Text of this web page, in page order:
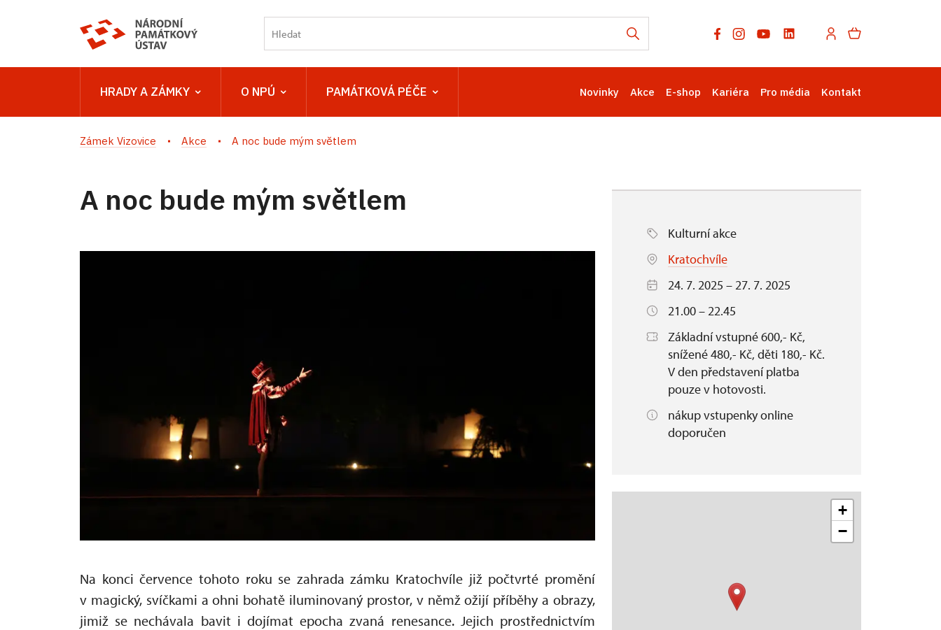
HRADY A ZÁMKY O NPÚ PAMÁTKOVÁ PÉČE Novinky Akce E-shop Kariéra Pro média Kontakt
Zámek Vizovice Akce A noc bude mým světlem
A noc bude mým světlem
Na konci července tohoto roku se zahrada zámku Kratochvíle již počtvrté promění
v magický, svíčkami a ohni bohatě iluminovaný prostor, v němž ožijí příběhy a obrazy,
jimiž se nechávala bavit i dojímat epocha zvaná renesance. Jejich prostřednictvím
Kulturní akce
Kratochvíle
24. 7. 2025 – 27. 7. 2025
21.00 – 22.45
Základní vstupné 600,- Kč,
snížené 480,- Kč, děti 180,- Kč.
V den představení platba
pouze v hotovosti.
nákup vstupenky online
doporučen
+
−